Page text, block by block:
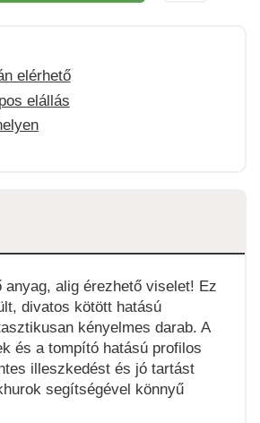
elérhető
elállás
anyag, alig érezhető viselet! Ez
divatos kötött hatású
kényelmes darab. A
és a tompító hatású profilos
illeszkedést és jó tartást
segítségével könnyű